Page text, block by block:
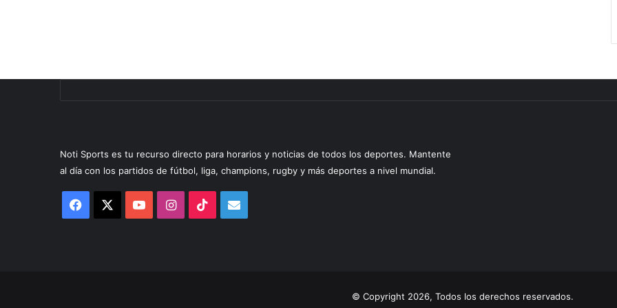
Noti Sports es tu recurso directo para horarios y noticias de todos los deportes. Mantente
al día con los partidos de fútbol, liga, champions, rugby y más deportes a nivel mundial.
Facebook YouTubeInstagram
TikTok
© Copyright 2026, Todos los derechos reservados.